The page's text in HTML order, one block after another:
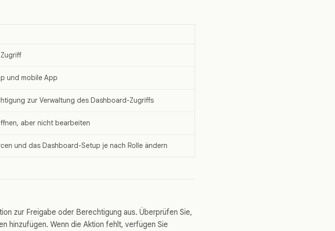
und mobile App
zur Verwaltung des Dashboard-Zugriffs
aber nicht bearbeiten
und das Dashboard-Setup je nach Rolle ändern
zur Freigabe oder Berechtigung aus. Überprüfen Sie,
hinzufügen. Wenn die Aktion fehlt, verfügen Sie